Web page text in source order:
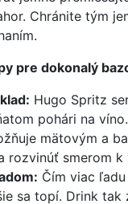
Chránite tým
pre dokonalý
Hugo Spritz
pohári na
mätovým a
rozvinúť smerom k
Čím viac
sa topí. Drink tak